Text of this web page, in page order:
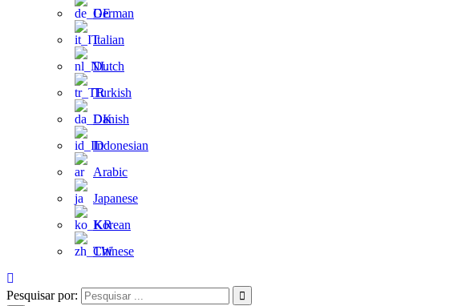
German
Italian
Dutch
Turkish
Danish
Indonesian
Arabic
Japanese
Korean
Chinese
Pesquisar por: